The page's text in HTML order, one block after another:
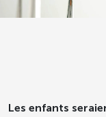
Les enfants